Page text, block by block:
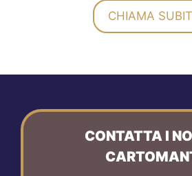
CHIAMA
CONTATTA I